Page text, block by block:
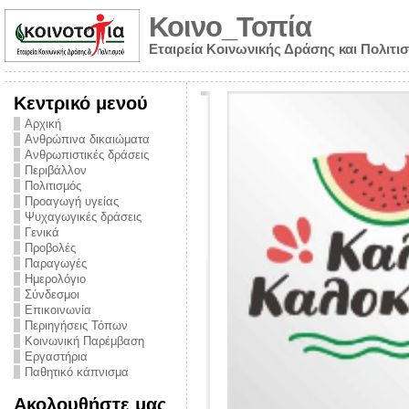
Κοινο_Τοπία
Εταιρεία Κοινωνικής Δράσης και
Κεντρικό μενού
Αρχική
Ανθρώπινα δικαιώματα
Ανθρωπιστικές δράσεις
Περιβάλλον
Πολιτισμός
Προαγωγή υγείας
Ψυχαγωγικές δράσεις
Γενικά
Προβολές
Παραγωγές
Ημερολόγιο
Σύνδεσμοι
Επικοινωνία
Περιηγήσεις Τόπων
Κοινωνική Παρέμβαση
Εργαστήρια
Παθητικό κάπνισμα
Ακολουθήστε μας
από την
την ημέρα
και
στο